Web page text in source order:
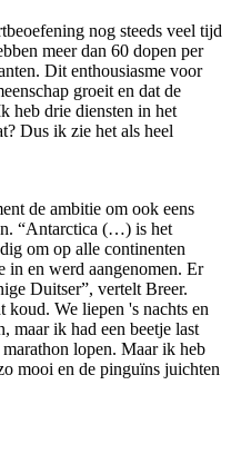
nog steeds veel tijd
meer dan 60 dopen per
Dit enthousiasme voor
groeit en dat de
heb drie diensten in het
Dus ik zie het als heel
de ambitie om ook eens
“Antarctica (…) is het
om op alle continenten
in en werd aangenomen. Er
Duitser”, vertelt Breer.
koud. We liepen 's nachts en
maar ik had een beetje last
lopen. Maar ik heb
mooi en de pinguïns juichten